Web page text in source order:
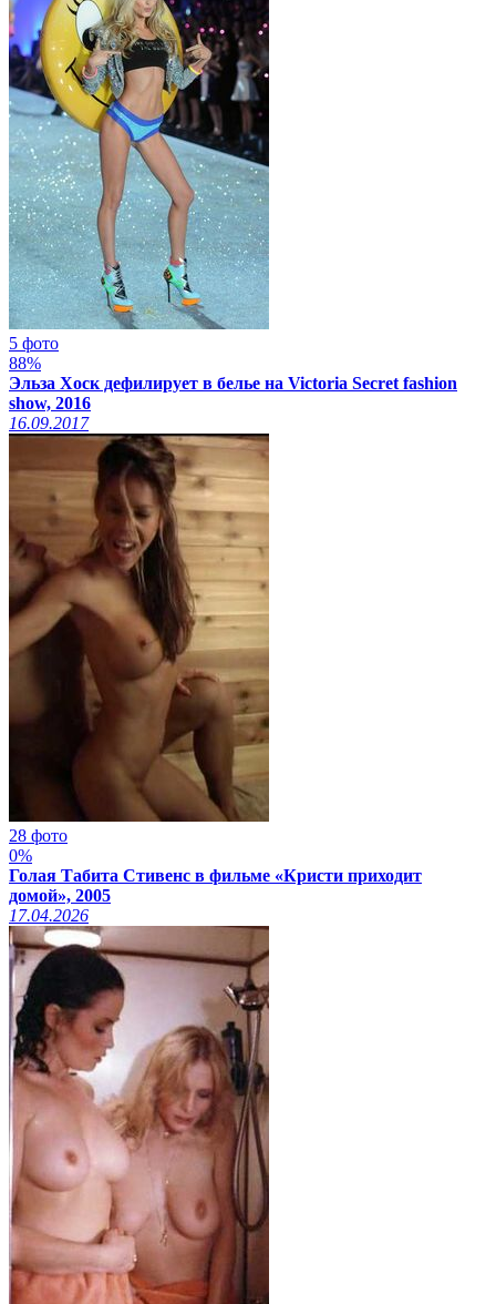
5 фото
88%
Эльза Хоск дефилирует в белье на Victoria Secret fashion
show, 2016
16.09.2017
28 фото
0%
Голая Табита Стивенс в фильме «Кристи приходит
домой», 2005
17.04.2026